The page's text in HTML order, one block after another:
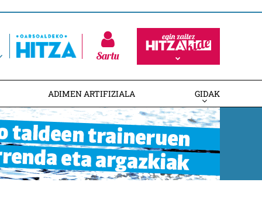
Sartu
ADIMEN ARTIFIZIALA GIDAK